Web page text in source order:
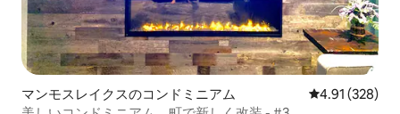
マンモスレイクスのコンドミニアム レビュー328
4.91 (328)